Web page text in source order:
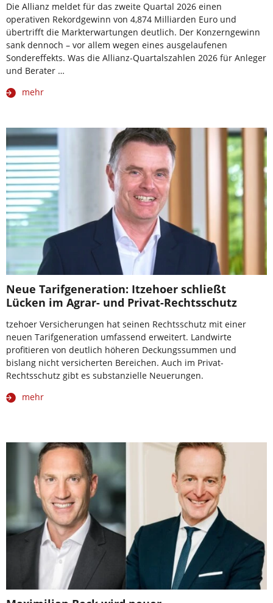
Die Allianz meldet für das zweite Quartal 2026 einen
operativen Rekordgewinn von 4,874 Milliarden Euro und
übertrifft die Markterwartungen deutlich. Der Konzerngewinn
sank dennoch – vor allem wegen eines ausgelaufenen
Sondereffekts. Was die Allianz-Quartalszahlen 2026 für Anleger
und Berater …
mehr
Neue Tarifgeneration: Itzehoer schließt
Lücken im Agrar- und Privat-Rechtsschutz
tzehoer Versicherungen hat seinen Rechtsschutz mit einer
neuen Tarifgeneration umfassend erweitert. Landwirte
profitieren von deutlich höheren Deckungssummen und
bislang nicht versicherten Bereichen. Auch im Privat-
Rechtsschutz gibt es substanzielle Neuerungen.
mehr